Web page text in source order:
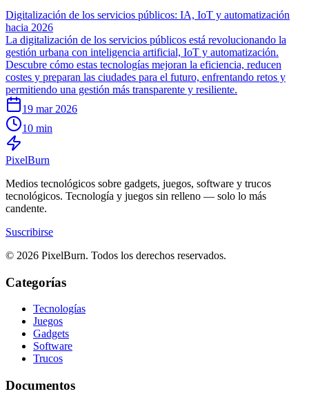
Digitalización de los servicios públicos: IA, IoT y automatización
hacia 2026
La digitalización de los servicios públicos está revolucionando la
gestión urbana con inteligencia artificial, IoT y automatización.
Descubre cómo estas tecnologías mejoran la eficiencia, reducen
costes y preparan las ciudades para el futuro, enfrentando retos y
permitiendo una gestión más transparente y resiliente.
19 mar 2026
10 min
PixelBurn
Medios tecnológicos sobre gadgets, juegos, software y trucos
tecnológicos. Tecnología y juegos sin relleno — solo lo más
candente.
Suscribirse
© 2026 PixelBurn. Todos los derechos reservados.
Categorías
Tecnologías
Juegos
Gadgets
Software
Trucos
Documentos